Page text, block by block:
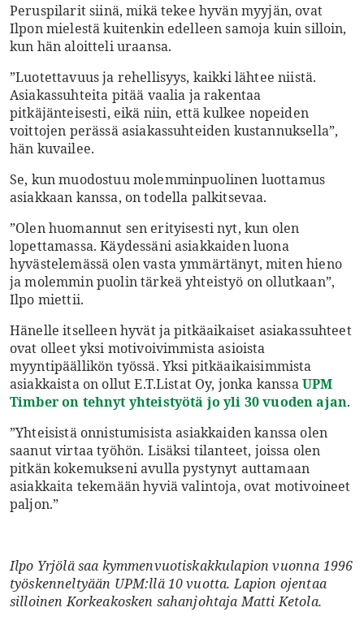
Peruspilarit siinä, mikä tekee hyvän myyjän, ovat
Ilpon mielestä kuitenkin edelleen samoja kuin silloin,
kun hän aloitteli uraansa.
”Luotettavuus ja rehellisyys, kaikki lähtee niistä.
Asiakassuhteita pitää vaalia ja rakentaa
pitkäjänteisesti, eikä niin, että kulkee nopeiden
voittojen perässä asiakassuhteiden kustannuksella”,
hän kuvailee.
Se, kun muodostuu molemminpuolinen luottamus
asiakkaan kanssa, on todella palkitsevaa.
”Olen huomannut sen erityisesti nyt, kun olen
lopettamassa. Käydessäni asiakkaiden luona
hyvästelemässä olen vasta ymmärtänyt, miten hieno
ja molemmin puolin tärkeä yhteistyö on ollutkaan”,
Ilpo miettii.
Hänelle itselleen hyvät ja pitkäaikaiset asiakassuhteet
ovat olleet yksi motivoivimmista asioista
myyntipäällikön työssä. Yksi pitkäaikaisimmista
asiakkaista on ollut E.T.Listat Oy, jonka kanssaUPM
Timber on tehnyt yhteistyötä jo yli 30 vuoden ajan.
”Yhteisistä onnistumisista asiakkaiden kanssa olen
saanut virtaa työhön. Lisäksi tilanteet, joissa olen
pitkän kokemukseni avulla pystynyt auttamaan
asiakkaita tekemään hyviä valintoja, ovat motivoineet
paljon.”
Ilpo Yrjölä saa kymmenvuotiskakkulapion vuonna 1996
työskenneltyään UPM:llä 10 vuotta. Lapion ojentaa
silloinen Korkeakosken sahanjohtaja Matti Ketola.